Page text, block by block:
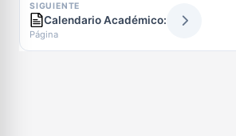
SIGUIENTE
Calendario Académico:
Página